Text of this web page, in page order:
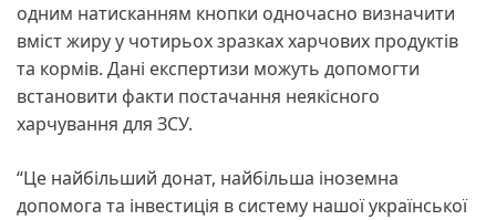
одним натисканням кнопки одночасно визначити
вміст жиру у чотирьох зразках харчових продуктів
та кормів. Дані експертизи можуть допомогти
встановити факти постачання неякісного
харчування для ЗСУ.
“Це найбільший донат, найбільша іноземна
допомога та інвестиція в систему нашої української